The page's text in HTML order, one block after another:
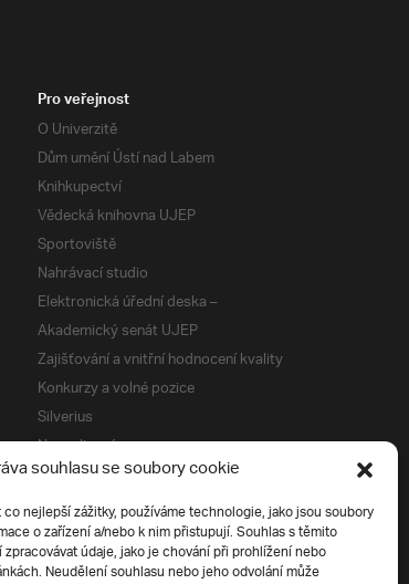
souhlasu se soubory cookie
nejlepší zážitky, používáme technologie, jako jsou soubory
o zařízení a/nebo k nim přistupují. Souhlas s těmito
údaje, jako je chování při prohlížení nebo
Neudělení souhlasu nebo jeho odvolání může
Pro veřejnost
O Univerzitě
Dům umění Ústí nad Labem
Knihkupectví
Vědecká knihovna UJEP
Sportoviště
Nahrávací studio
Elektronická úřední deska –
Akademický senát UJEP
Zajišťování a vnitřní hodnocení kvality
Konkurzy a volné pozice
Silverius
Napsali o nás
Tiskové zprávy